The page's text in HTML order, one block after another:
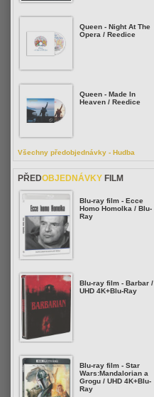
Queen - Night At The
Opera / Reedice
Queen - Made In
Heaven / Reedice
Všechny předobjednávky - Hudba
PŘEDOBJEDNÁVKY FILM
Blu-ray film - Ecce
Homo Homolka / Blu-
Ray
Blu-ray film - Barbar /
UHD 4K+Blu-Ray
Blu-ray film - Star
Wars:Mandalorian a
Grogu / UHD 4K+Blu-
Ray